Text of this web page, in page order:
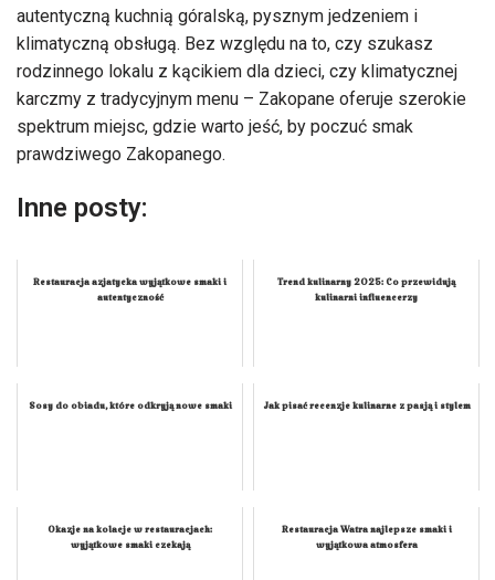
autentyczną kuchnią góralską, pysznym jedzeniem i
klimatyczną obsługą. Bez względu na to, czy szukasz
rodzinnego lokalu z kącikiem dla dzieci, czy klimatycznej
karczmy z tradycyjnym menu – Zakopane oferuje szerokie
spektrum miejsc, gdzie warto jeść, by poczuć smak
prawdziwego Zakopanego.
Inne posty:
Restauracja azjatycka wyjątkowe smaki i
autentyczność
Trend kulinarny 2025: Co przewidują
kulinarni influencerzy
Sosy do obiadu, które odkryją nowe smaki Jak pisać recenzje kulinarne z pasją i stylem
Okazje na kolacje w restauracjach:
wyjątkowe smaki czekają
Restauracja Watra najlepsze smaki i
wyjątkowa atmosfera